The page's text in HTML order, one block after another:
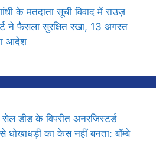
के मतदाता सूची विवाद में राउज़
ने फैसला सुरक्षित रखा, 13 अगस्त
आदेश
सेल डीड के विपरीत अनरजिस्टर्ड
धोखाधड़ी का केस नहीं बनता: बॉम्बे